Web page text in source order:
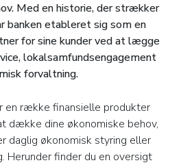
Med en historie, der strækker
banken etableret sig som en
for sine kunder ved at lægge
lokalsamfundsengagement
forvaltning.
en række finansielle produkter
dække dine økonomiske behov,
daglig økonomisk styring eller
Herunder finder du en oversigt